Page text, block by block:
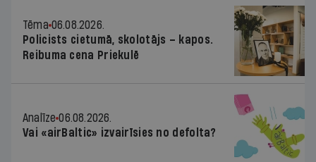
Tēma 06.08.2026.
Policists cietumā, skolotājs – kapos.
Reibuma cena Priekulē
Analīze 06.08.2026.
Vai «airBaltic» izvairīsies no defolta?